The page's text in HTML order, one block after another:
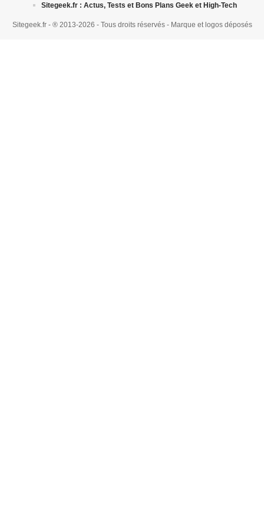
Sitegeek.fr - ® 2013-2026 - Tous droits réservés - Marque et logos déposés
Sitegeek.fr : Actus, Tests et Bons Plans Geek et High-Tech